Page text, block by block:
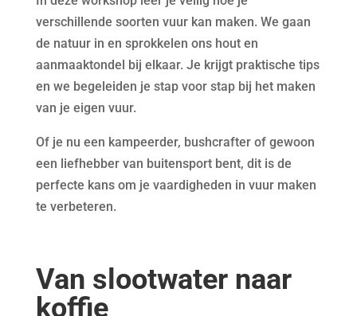
verschillende soorten vuur kan maken. We gaan
de natuur in en sprokkelen ons hout en
aanmaaktondel bij elkaar. Je krijgt praktische tips
en we begeleiden je stap voor stap bij het maken
van je eigen vuur.
Of je nu een kampeerder, bushcrafter of gewoon
een liefhebber van buitensport bent, dit is de
perfecte kans om je vaardigheden in vuur maken
te verbeteren.
Van slootwater naar
koffie